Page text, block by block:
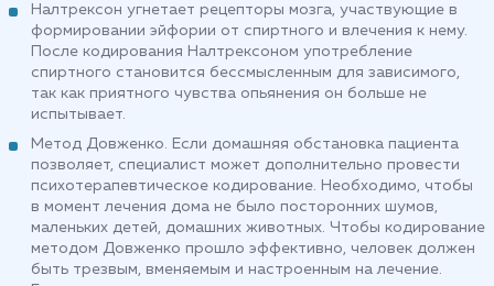
Налтрексон угнетает рецепторы мозга, участвующие в
формировании эйфории от спиртного и влечения к нему.
После кодирования Налтрексоном употребление
спиртного становится бессмысленным для зависимого,
так как приятного чувства опьянения он больше не
испытывает.
Метод Довженко. Если домашняя обстановка пациента
позволяет, специалист может дополнительно провести
психотерапевтическое кодирование. Необходимо, чтобы
в момент лечения дома не было посторонних шумов,
маленьких детей, домашних животных. Чтобы кодирование
методом Довженко прошло эффективно, человек должен
быть трезвым, вменяемым и настроенным на лечение.